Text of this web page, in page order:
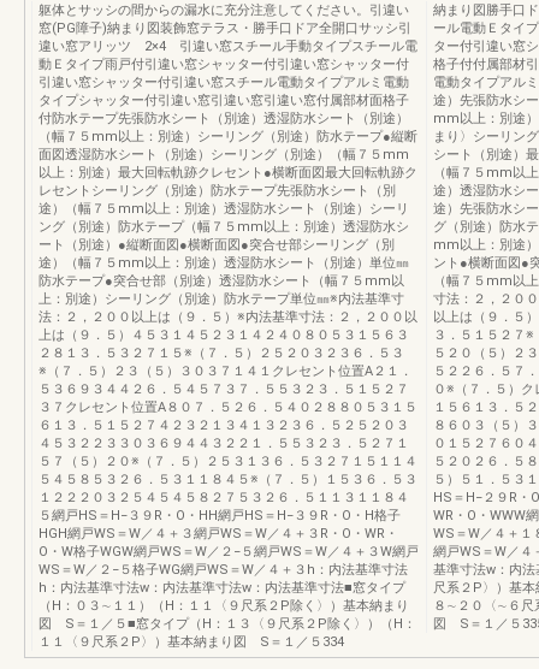
躯体とサッシの間からの漏水に充分注意してください。引違い
窓(PG障子)納まり図装飾窓テラス・勝手口ドア全開口サッシ引
違い窓アリッツ 2×4 引違い窓スチール手動タイプスチール電
動Ｅタイプ雨戸付引違い窓シャッター付引違い窓シャッター付
引違い窓シャッター付引違い窓スチール電動タイプアルミ電動
タイプシャッター付引違い窓引違い窓引違い窓付属部材面格子
付防水テープ先張防水シート（別途）透湿防水シート（別途）
（幅７５mm以上：別途）シーリング（別途）防水テープ●縦断
面図透湿防水シート（別途）シーリング（別途）（幅７５mm
以上：別途）最大回転軌跡クレセント●横断面図最大回転軌跡ク
レセントシーリング（別途）防水テープ先張防水シート（別
途）（幅７５mm以上：別途）透湿防水シート（別途）シーリ
ング（別途）防水テープ（幅７５mm以上：別途）透湿防水シ
ート（別途）●縦断面図●横断面図●突合せ部シーリング（別
途）（幅７５mm以上：別途）透湿防水シート（別途）単位㎜
防水テープ●突合せ部（別途）透湿防水シート（幅７５mm以
上：別途）シーリング（別途）防水テープ単位㎜※内法基準寸
法：２，２００以上は（９．５）※内法基準寸法：２，２００以
上は（９．５）４５３１４５２３１４２４０８０５３１５６３
２８１３．５３２７１５※（７．５）２５２０３２３６．５３
※（７．５）２３（５）３０３７１４１クレセント位置A２１．
５３６９３４４２６．５４５７３７．５５３２３．５１５２７
３７クレセント位置A８０７．５２６．５４０２８８０５３１５
６１３．５１５２７４２３２１３４１３２３６．５２５２０３
４５３２２３３０３６９４４３２２１．５５３２３．５２７１
５７（５）２０※（７．５）２５３１３６．５３２７１５１１４
５４５８５３２６．５３１１８４５※（７．５）１５３６．５３
１２２２０３２５４５４５８２７５３２６．５１１３１１８４
５網戸HS＝H−３９R・O・HH網戸HS＝H−３９R・O・H格子
HGH網戸WS＝W／４＋３網戸WS＝W／４＋３R・O・WR・
O・W格子WGW網戸WS＝W／２−５網戸WS＝W／４＋３W網戸
WS＝W／２−５格子WG網戸WS＝W／４＋３h：内法基準寸法
h：内法基準寸法w：内法基準寸法w：内法基準寸法■窓タイプ
（H：０３∼１１）（H：１１〈９尺系２P除く〉）基本納まり
図 S＝１／５■窓タイプ（H：１３〈９尺系２P除く〉）（H：
１１〈９尺系２P〉）基本納まり図 S＝１／５334
納まり図勝手口
ール電動Ｅタイ
ター付引違い窓
格子付付属部材
電動タイプアル
途）先張防水シ
mm以上：別途
まり〉シーリン
シート（別途）
（幅７５mm以
途）透湿防水シ
途）先張防水シ
グ（別途）防水
mm以上：別途
ント●横断面図●
（幅７５mm以
寸法：２，２０
以上は（９．５
３．５１５２７
５２０（５）２
５２２６．５７
０※（７．５）
１５６１３．５
８６０３（５）
０１５２７６０
５２０２６．５
５）５１．５３
HS＝H−２９R・
WR・O・WWW
WS＝W／４＋１
網戸WS＝W／４
基準寸法w：内
尺系２P〉）基
８∼２０〈∼６尺
図 S＝１／５